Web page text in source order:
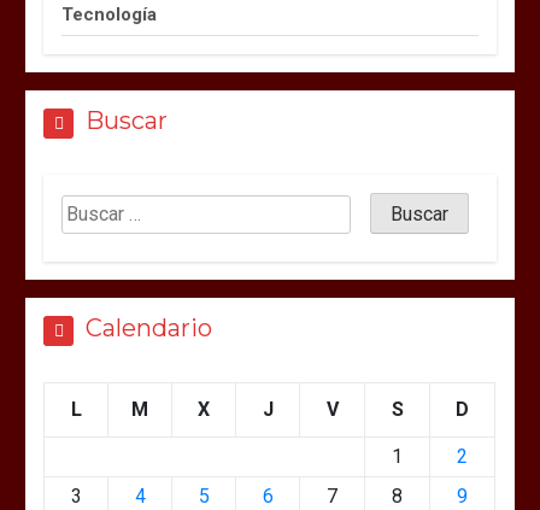
Tecnología
Buscar
Calendario
L M X J V S D
1
2
3
4 5 6 7 8
9